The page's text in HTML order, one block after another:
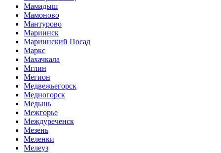
Мамадыш
Мамоново
Мантурово
Мариинск
Мариинский Посад
Маркс
Махачкала
Мглин
Мегион
Медвежьегорск
Медногорск
Медынь
Межгорье
Междуреченск
Мезень
Меленки
Мелеуз